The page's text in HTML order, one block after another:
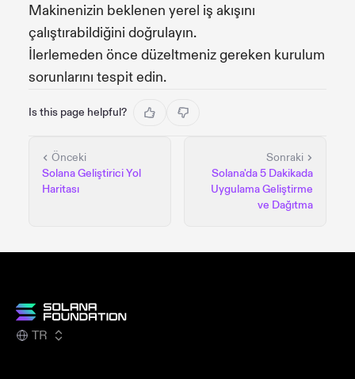
Makinenizin beklenen yerel iş akışını
çalıştırabildiğini doğrulayın.
İlerlemeden önce düzeltmeniz gereken kurulum
sorunlarını tespit edin.
Is this page helpful?
Önceki
Solana Geliştirici Yol
Haritası
Sonraki
Solana'da 5 Dakikada
Uygulama Geliştirme
ve Dağıtma
TR